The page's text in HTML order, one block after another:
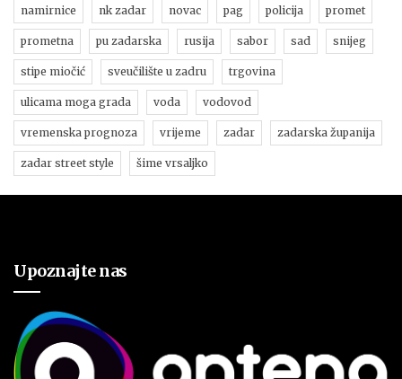
namirnice nk zadar novac pag policija promet
prometna pu zadarska rusija sabor sad snijeg
stipe miočić sveučilište u zadru trgovina
ulicama moga grada voda vodovod
vremenska prognoza vrijeme zadar zadarska županija
zadar street style šime vrsaljko
Upoznajte nas